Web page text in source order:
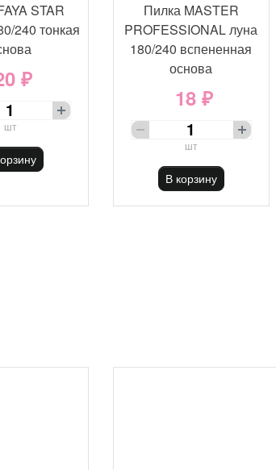
STAR
240 тонкая
₽
шт
Пилка MASTER
PROFESSIONAL луна
180/240 вспененная
основа
18 ₽
шт
В корзину